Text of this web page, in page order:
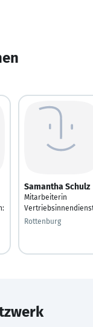
Samantha Schulz
Mitarbeiterin
Rottenburg